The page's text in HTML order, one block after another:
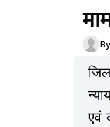
एवं